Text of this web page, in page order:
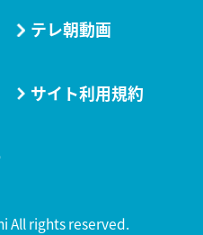
テレ朝動画
サイト利用規約
All rights reserved.